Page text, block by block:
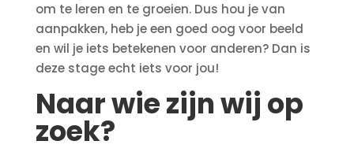
om te leren en te groeien. Dus hou je van
aanpakken, heb je een goed oog voor beeld
en wil je iets betekenen voor anderen? Dan is
deze stage echt iets voor jou!
Naar wie zijn wij op
zoek?